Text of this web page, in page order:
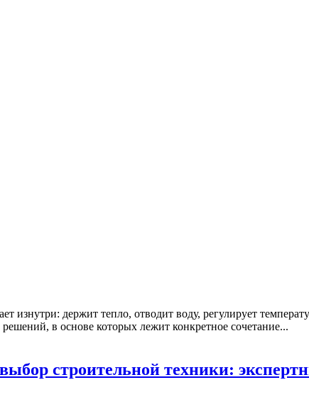
изнутри: держит тепло, отводит воду, регулирует
в основе которых лежит конкретное сочетание...
строительной техники: